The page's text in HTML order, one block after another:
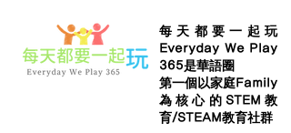
每天都要一起玩
Everyday We Play
365是華語圈
第一個以家庭Family
為核心的STEM教
育/STEAM教育社群